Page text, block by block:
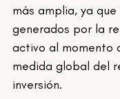
más amplia, ya
generados por la
activo al momento
medida global del
inversión.